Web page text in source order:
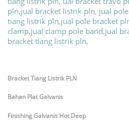
Bracket Tiang Listrik PLN
Bahan Plat Galvanis
Finishing Galvanis Hot Deep